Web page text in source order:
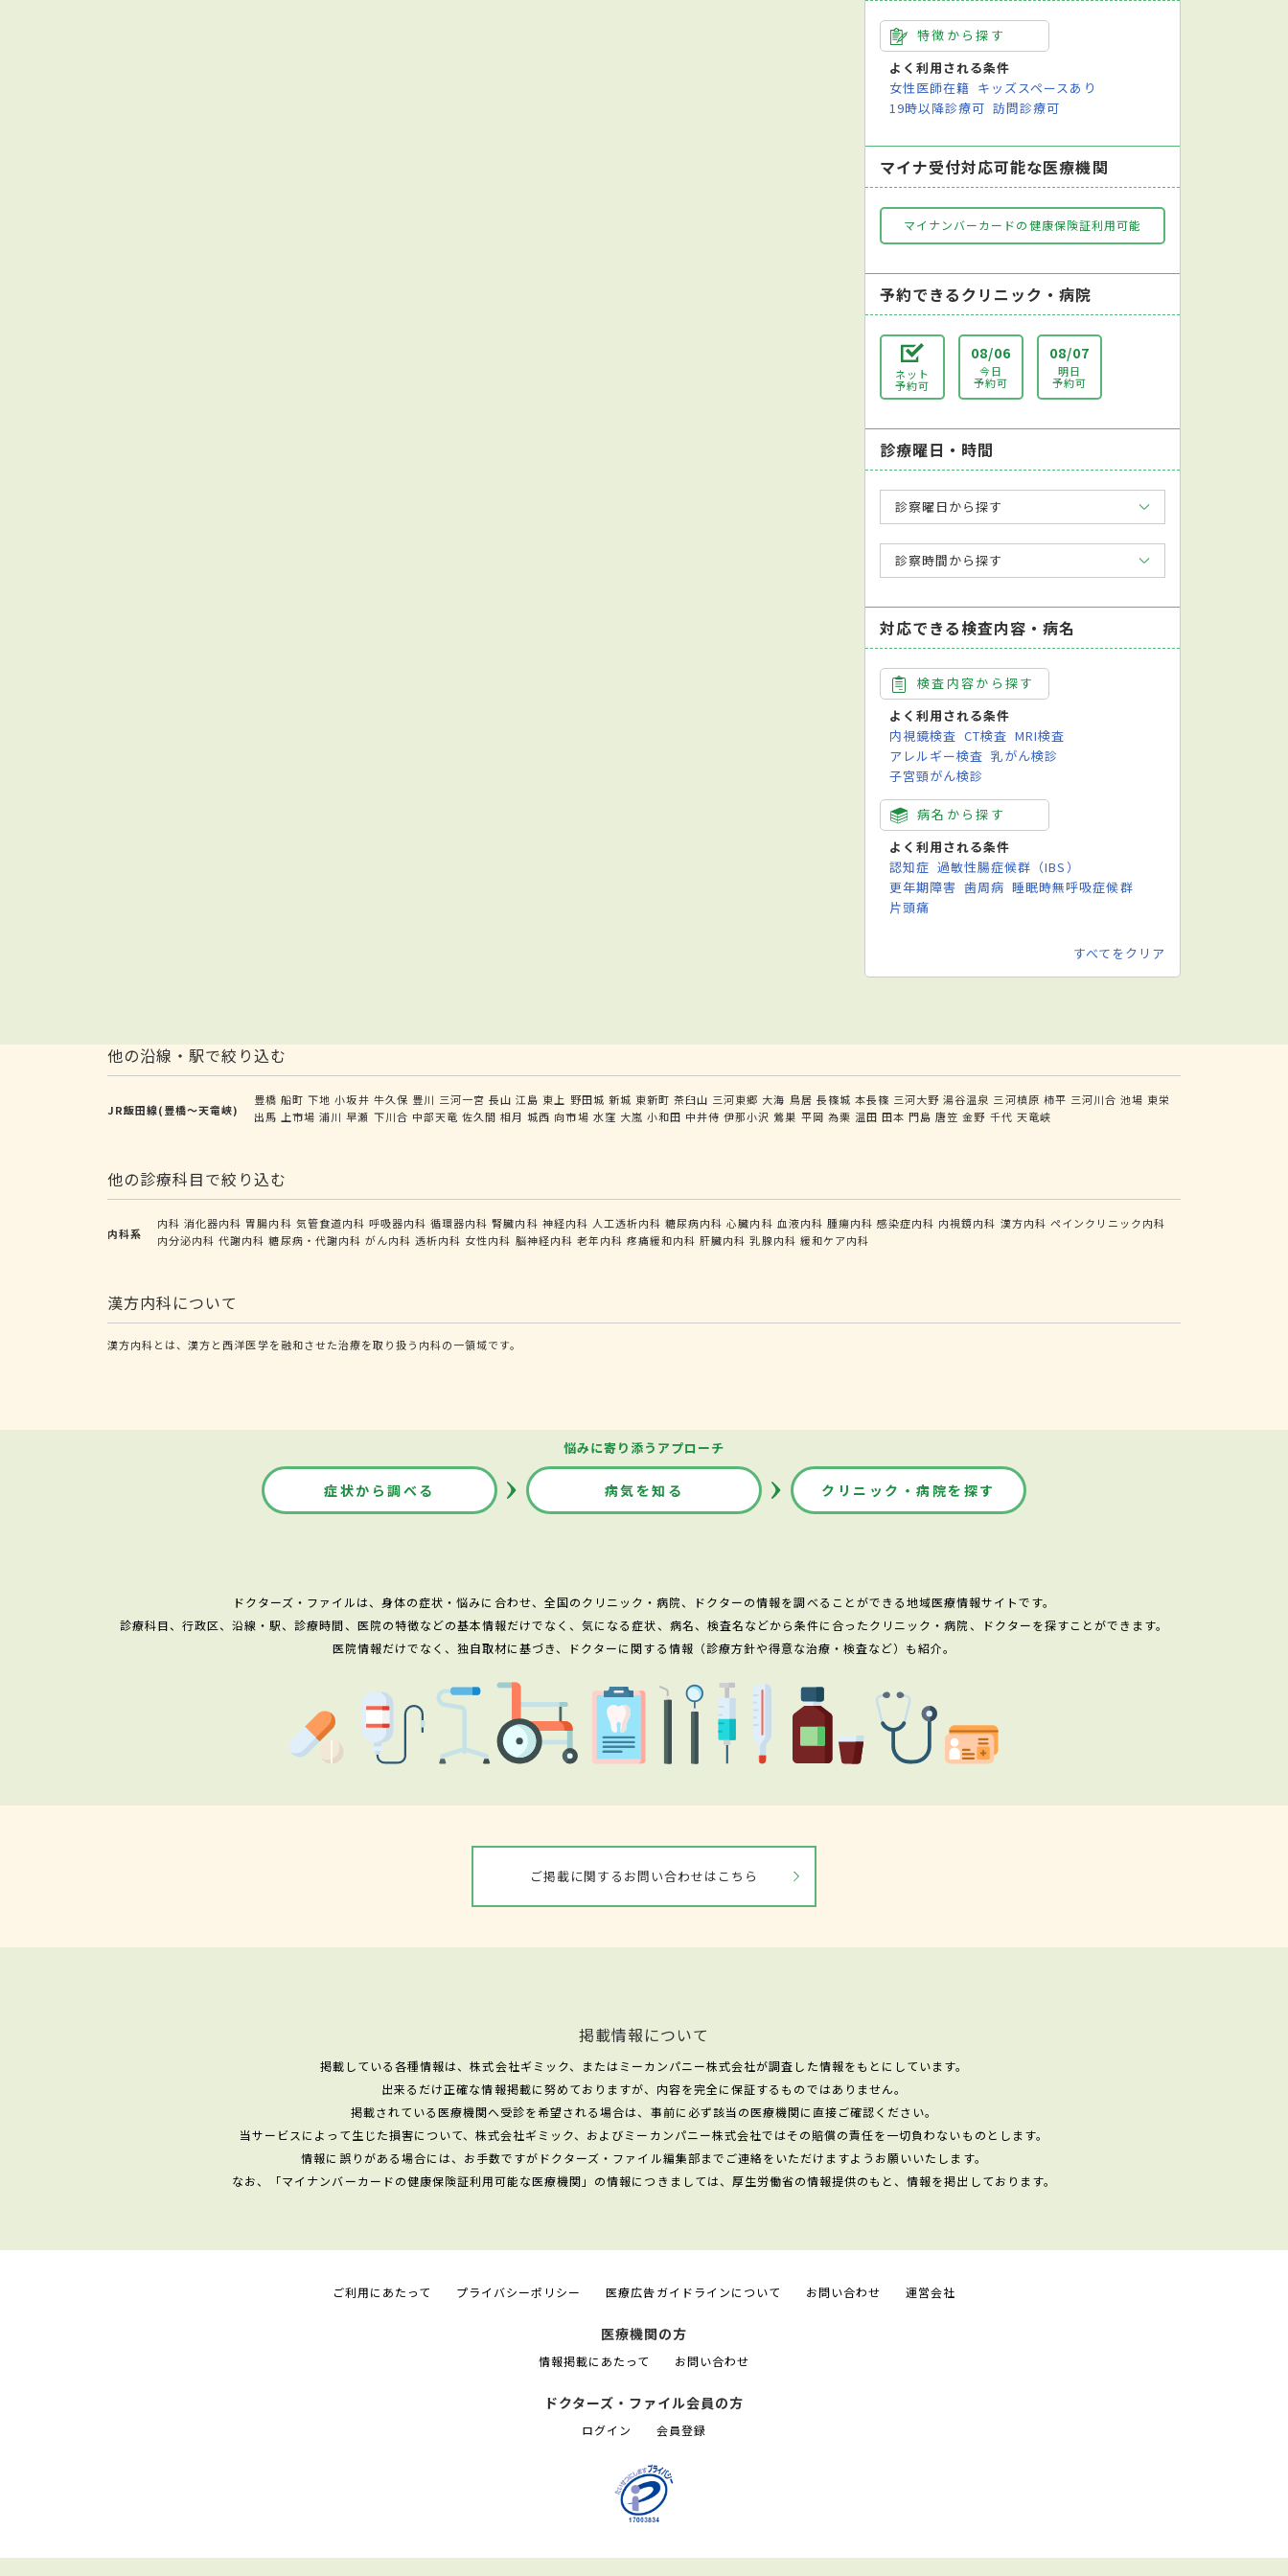
特徴から探す
よく利用される条件
女性医師在籍 キッズスペースあり
19時以降診療可 訪問診療可
マイナ受付対応可能な医療機関
マイナンバーカードの健康保険証利用可能
予約できるクリニック・病院
ネット
予約可
08/06
今日
予約可
08/07
明日
予約可
診療曜日・時間
診察曜日から探す
診察時間から探す
対応できる検査内容・病名
検査内容から探す
よく利用される条件
内視鏡検査 CT検査 MRI検査
アレルギー検査 乳がん検診
子宮頸がん検診
病名から探す
よく利用される条件
認知症 過敏性腸症候群（IBS）
更年期障害 歯周病 睡眠時無呼吸症候群
片頭痛
すべてをクリア
他の沿線・駅で絞り込む
JR飯田線(豊橋～天竜峡)
豊橋 船町 下地 小坂井 牛久保 豊川 三河一宮 長山 江島 東上 野田城 新城 東新町 茶臼山 三河東郷 大海 鳥居 長篠城 本長篠 三河大野 湯谷温泉 三河槙原 柿平 三河川合 池場 東栄
出馬 上市場 浦川 早瀬 下川合 中部天竜 佐久間 相月 城西 向市場 水窪 大嵐 小和田 中井侍 伊那小沢 鶯巣 平岡 為栗 温田 田本 門島 唐笠 金野 千代 天竜峡
他の診療科目で絞り込む
内科系
内科 消化器内科 胃腸内科 気管食道内科 呼吸器内科 循環器内科 腎臓内科 神経内科 人工透析内科 糖尿病内科 心臓内科 血液内科 腫瘍内科 感染症内科 内視鏡内科 漢方内科 ペインクリニック内科
内分泌内科 代謝内科 糖尿病・代謝内科 がん内科 透析内科 女性内科 脳神経内科 老年内科 疼痛緩和内科 肝臓内科 乳腺内科 緩和ケア内科
漢方内科について
漢方内科とは、漢方と西洋医学を融和させた治療を取り扱う内科の一領域です。
悩みに寄り添うアプローチ
症状から調べる 病気を知る クリニック・病院を探す
ドクターズ・ファイルは、身体の症状・悩みに合わせ、全国のクリニック・病院、ドクターの情報を調べることができる地域医療情報サイトです。
診療科目、行政区、沿線・駅、診療時間、医院の特徴などの基本情報だけでなく、気になる症状、病名、検査名などから条件に合ったクリニック・病院、ドクターを探すことができます。
医院情報だけでなく、独自取材に基づき、ドクターに関する情報（診療方針や得意な治療・検査など）も紹介。
ご掲載に関するお問い合わせはこちら
掲載情報について
掲載している各種情報は、株式会社ギミック、またはミーカンパニー株式会社が調査した情報をもとにしています。
出来るだけ正確な情報掲載に努めておりますが、内容を完全に保証するものではありません。
掲載されている医療機関へ受診を希望される場合は、事前に必ず該当の医療機関に直接ご確認ください。
当サービスによって生じた損害について、株式会社ギミック、およびミーカンパニー株式会社ではその賠償の責任を一切負わないものとします。
情報に誤りがある場合には、お手数ですがドクターズ・ファイル編集部までご連絡をいただけますようお願いいたします。
なお、「マイナンバーカードの健康保険証利用可能な医療機関」の情報につきましては、厚生労働省の情報提供のもと、情報を掲出しております。
ご利用にあたって プライバシーポリシー 医療広告ガイドラインについて お問い合わせ 運営会社
医療機関の方
情報掲載にあたって お問い合わせ
ドクターズ・ファイル会員の方
ログイン 会員登録